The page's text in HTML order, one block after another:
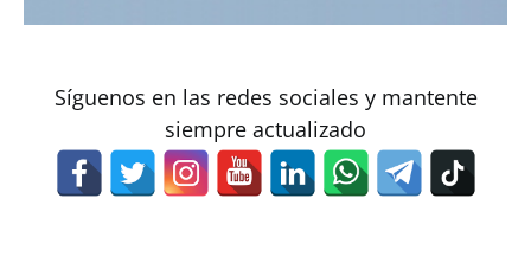
Síguenos en las redes sociales y mantente
siempre actualizado